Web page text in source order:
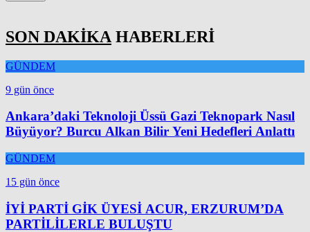
SON DAKİKA HABERLERİ
GÜNDEM
9 gün önce
Ankara’daki Teknoloji Üssü Gazi Teknopark Nasıl
Büyüyor? Burcu Alkan Bilir Yeni Hedefleri Anlattı
GÜNDEM
15 gün önce
İYİ PARTİ GİK ÜYESİ ACUR, ERZURUM’DA
PARTİLİLERLE BULUŞTU